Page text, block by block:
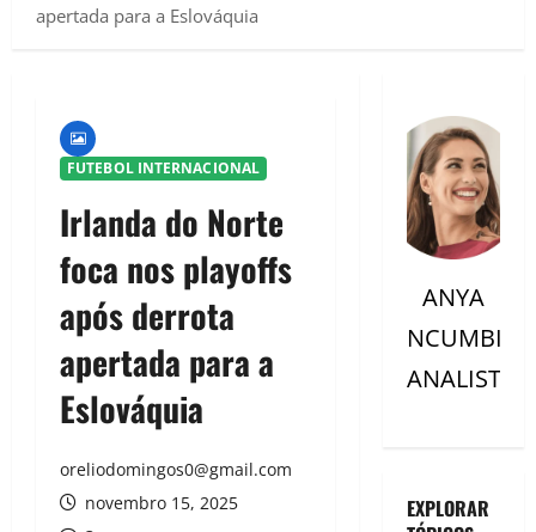
apertada para a Eslováquia
FUTEBOL INTERNACIONAL
Irlanda do Norte
foca nos playoffs
após derrota
apertada para a
Eslováquia
oreliodomingos0@gmail.com
novembro 15, 2025
ANYA
NCUMBI
ANALISTC
EXPLORAR